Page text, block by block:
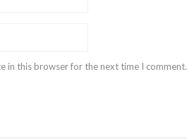
in this browser for the next time I comment.